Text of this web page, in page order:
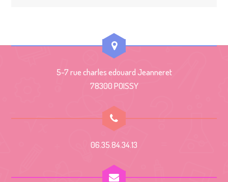
5-7 rue charles edouard Jeanneret
78300 POISSY
06.35.84.34.13